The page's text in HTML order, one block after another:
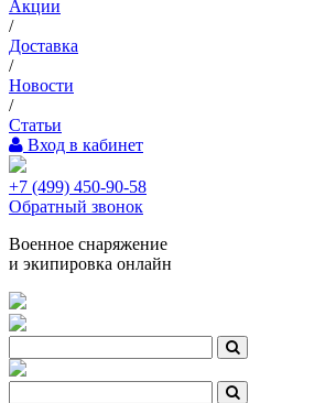
Акции
/
Доставка
/
Новости
/
Статьи
Вход в кабинет
+7 (499) 450-90-58
Обратный звонок
Военное снаряжение
и экипировка онлайн